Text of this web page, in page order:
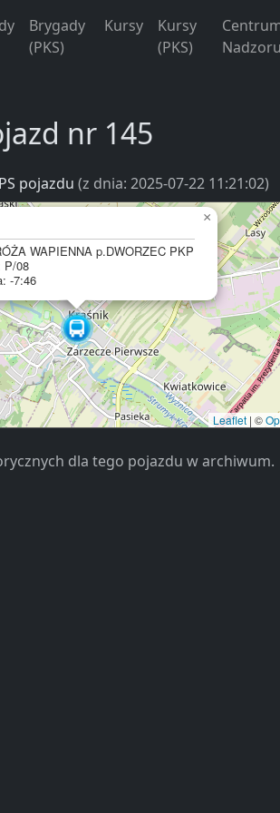
Brygady
(PKS)
Kursy
Kursy
(PKS)
nr 145
pojazdu (z dnia: 2025-07-22 11:21:02)
WAPIENNA p.DWORZEC PKP
P/08
-7:46
×
Leaflet | ©
dla tego pojazdu w archiwum.